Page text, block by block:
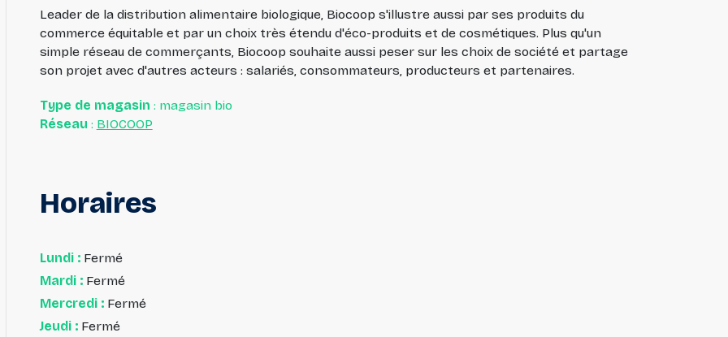
Leader de la distribution alimentaire biologique, Biocoop s'illustre aussi par ses produits du
commerce équitable et par un choix très étendu d'éco-produits et de cosmétiques. Plus qu'un
simple réseau de commerçants, Biocoop souhaite aussi peser sur les choix de société et partage
son projet avec d'autres acteurs : salariés, consommateurs, producteurs et partenaires.
Type de magasin : magasin bio
Réseau : BIOCOOP
Horaires
Lundi :Fermé
Mardi :Fermé
Mercredi :Fermé
Jeudi :Fermé